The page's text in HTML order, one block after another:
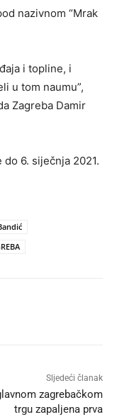
nazivnom “Mrak
i topline, i
u tom naumu”,
Zagreba Damir
6. siječnja 2021.
Sljedeći članak
zagrebačkom
trgu zapaljena prva